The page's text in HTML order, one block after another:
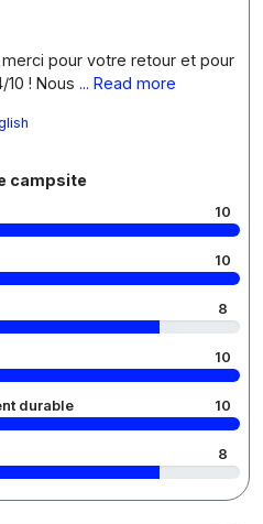
pour votre retour et pour
! Nous ... Read more
campsite
10
10
8
10
durable 10
8